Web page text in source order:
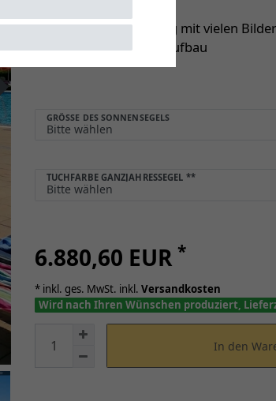
Montageanleitung mit vielen
einfachen Selbstaufbau
GRÖSSE DES SONNENSEGELS
TUCHFARBE GANZJAHRESSEGEL **
6.880,60 EUR *
* inkl. ges. MwSt. inkl. Versandkosten
Wird nach Ihren Wünschen produziert,
In den